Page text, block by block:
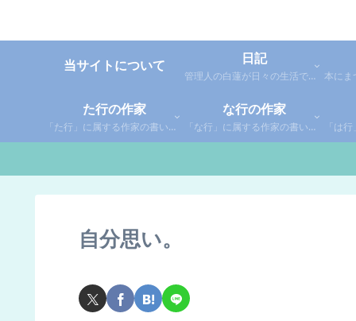
当サイトについて
日記
管理人の白蓮が日々の生活で感じた事や考えた事を綴った個人的な日記です。
た行の作家
「た行」に属する作家の書いた本の感想です。さらに「た」「ち」「つ」「て」「と」に分類していあります。お好きな作家の作品を探してみてください。
な行の作家
「な行」に属する作家の書いた本の感想です。さらに「な」「に」「ぬ」「ね」「の」に分類していあります。お好きな作家の作品を探してみてください。
自分思い。